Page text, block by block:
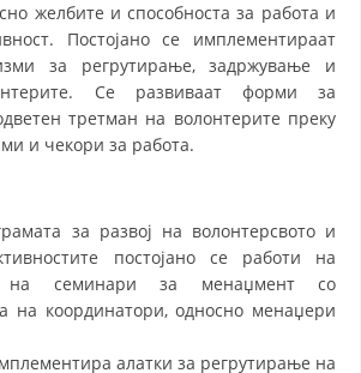
ПРЕВЕНТИВНА ДЕЈНОСТ
ПРВА ПОМОШ
КРВОДАРИТЕЛСТВО
ЗА НАС
ДЕЈСТВУВАЊЕ
желбите и способноста за работа и
Постојано се имплементираат
за регрутирање, задржување и
Се развиваат форми за
третман на волонтерите преку
и чекори за работа.
за развој на волонтерсвото и
постојано се работи на
на семинари за менаџмент со
на координатори, односно менаџери
алатки за регрутирање на